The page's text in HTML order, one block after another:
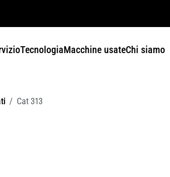
TecnologiaMacchine usateChi siamo
Cat 313